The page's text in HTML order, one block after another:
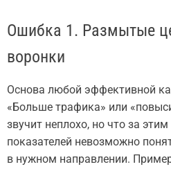
Ошибка 1. Размытые
воронки
Основа любой эффективной
«Больше трафика» или
звучит неплохо, но что за
показателей невозможно
в нужном направлении.